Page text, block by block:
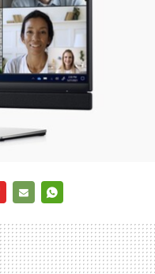
MAIL